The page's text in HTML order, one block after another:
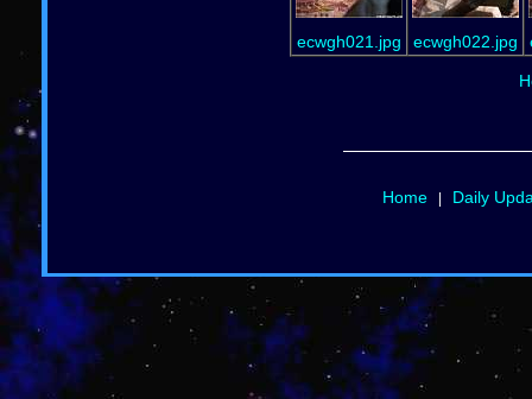
ecwgh021.jpg ecwgh022.jpg
Home| Daily